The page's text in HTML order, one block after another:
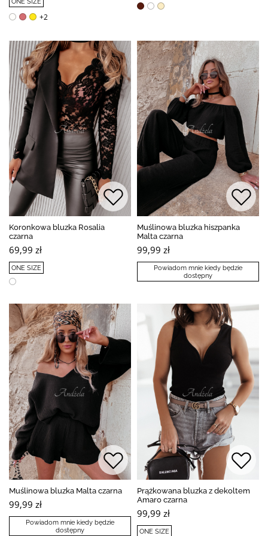
+2
Koronkowa bluzka Rosalia
czarna
69,99 zł
ONE SIZE
Muślinowa bluzka hiszpanka
Malta czarna
99,99 zł
Powiadom mnie kiedy będzie
dostępny
Muślinowa bluzka Malta czarna
99,99 zł
Powiadom mnie kiedy będzie
dostępny
Prążkowana bluzka z dekoltem
Amaro czarna
99,99 zł
ONE SIZE